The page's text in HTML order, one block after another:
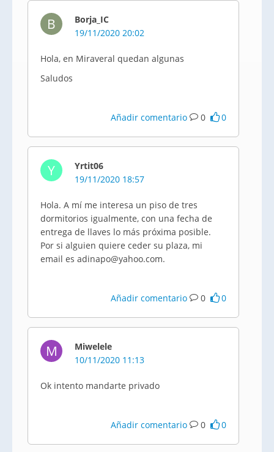
B
Borja_IC
19/11/2020 20:02
Hola, en Miraveral quedan algunas
Saludos
Añadir comentario 0 0
Y
Yrtit06
19/11/2020 18:57
Hola. A mí me interesa un piso de tres
dormitorios igualmente, con una fecha de
entrega de llaves lo más próxima posible.
Por si alguien quiere ceder su plaza, mi
email es adinapo@yahoo.com.
Añadir comentario 0 0
M
Miwelele
10/11/2020 11:13
Ok intento mandarte privado
Añadir comentario 0 0